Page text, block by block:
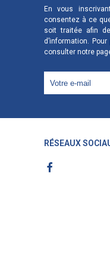
En vous
consentez à ce
soit traitée afin
d’information.
consulter notre
RÉSEAUX